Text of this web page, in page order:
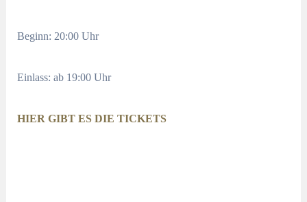
Beginn: 20:00 Uhr
Einlass: ab 19:00 Uhr
HIER GIBT ES DIE TICKETS